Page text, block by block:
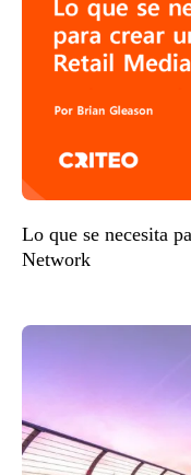
Lo que se necesita
Network